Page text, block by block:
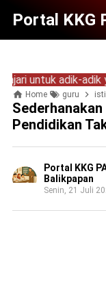
Portal KKG
adik-adik yang
Home guru
Pendidikan
Portal KKG
Balikpapan
Senin, 21 Juli